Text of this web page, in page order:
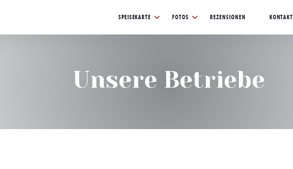
SPEISEKARTE FOTOS REZENSIONEN KONTAKT
Unsere Betriebe